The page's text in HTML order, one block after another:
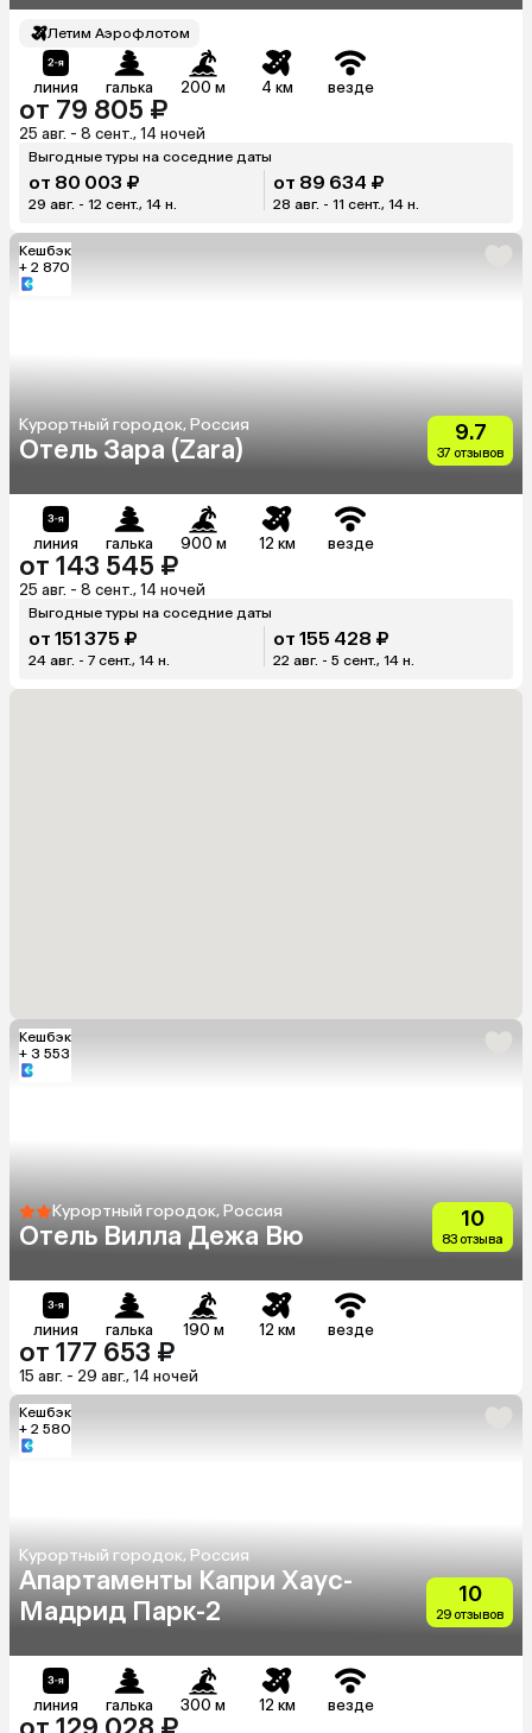
Летим Аэрофлотом
линия галька 200 м 4 км везде
от 79 805 ₽
25 авг. - 8 сент., 14 ночей
Выгодные туры на соседние даты
от 80 003 ₽
29 авг. - 12 сент., 14 н.
от 89 634 ₽
28 авг. - 11 сент., 14 н.
Кешбэк
+ 2 870
Курортный городок, Россия
Отель Зара (Zara)
9.7
37 отзывов
линия галька 900 м 12 км везде
от 143 545 ₽
25 авг. - 8 сент., 14 ночей
Выгодные туры на соседние даты
от 151 375 ₽
24 авг. - 7 сент., 14 н.
от 155 428 ₽
22 авг. - 5 сент., 14 н.
Кешбэк
+ 3 553
Курортный городок, Россия
Отель Вилла Дежа Вю
10
83 отзыва
линия галька 190 м 12 км везде
от 177 653 ₽
15 авг. - 29 авг., 14 ночей
Кешбэк
+ 2 580
Курортный городок, Россия
Апартаменты Капри Хаус-
Мадрид Парк-2
10
29 отзывов
линия галька 300 м 12 км везде